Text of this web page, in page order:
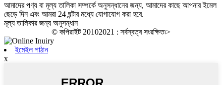
আমাদের পণ্য বা মূল্য তালিকা সম্পর্কে অনুসন্ধানের জন্য, আমাদের কাছে আপনার ইমেল
ছেড়ে দিন এবং আমরা 24 ঘন্টার মধ্যে যোগাযোগ করা হবে.
মূল্য তালিকার জন্য অনুসন্ধান
© কপিরাইট 20102021 : সর্বস্বত্ব সংরক্ষিত৷>
ইমেইল পাঠান
x